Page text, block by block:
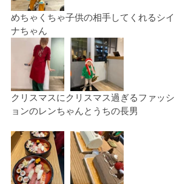
めちゃくちゃ子供の相手してくれるシイ
ナちゃん
クリスマスにクリスマス過ぎるファッシ
ョンのレンちゃんとうちの長男